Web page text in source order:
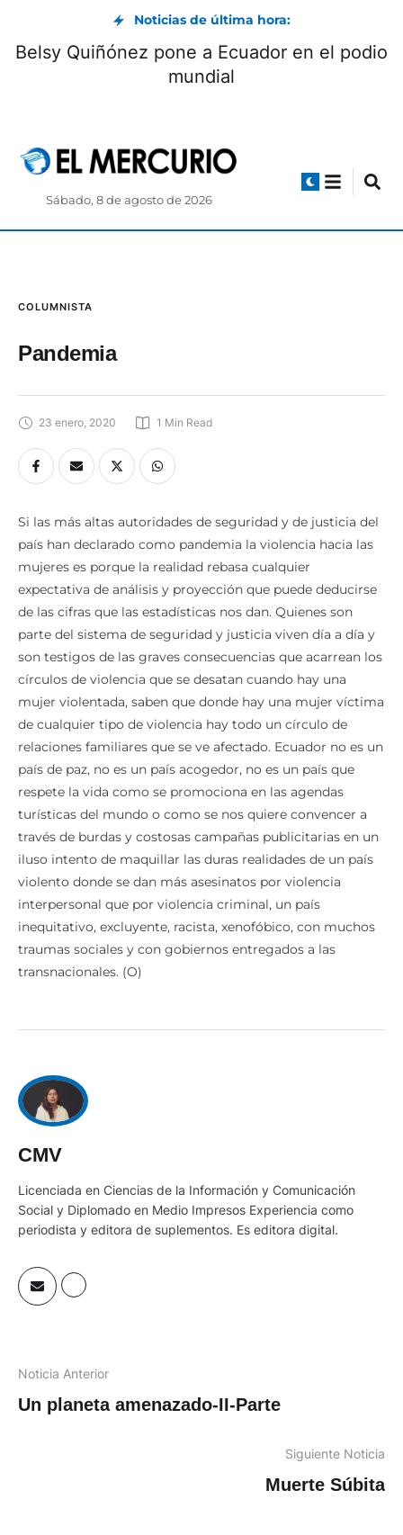
Noticias de última hora:
Belsy Quiñónez pone a Ecuador en el podio
mundial
Sábado, 8 de agosto de 2026
COLUMNISTA
Pandemia
23 enero, 2020 1 Min Read
Si las más altas autoridades de seguridad y de justicia del
país han declarado como pandemia la violencia hacia las
mujeres es porque la realidad rebasa cualquier
expectativa de análisis y proyección que puede deducirse
de las cifras que las estadísticas nos dan. Quienes son
parte del sistema de seguridad y justicia viven día a día y
son testigos de las graves consecuencias que acarrean los
círculos de violencia que se desatan cuando hay una
mujer violentada, saben que donde hay una mujer víctima
de cualquier tipo de violencia hay todo un círculo de
relaciones familiares que se ve afectado. Ecuador no es un
país de paz, no es un país acogedor, no es un país que
respete la vida como se promociona en las agendas
turísticas del mundo o como se nos quiere convencer a
través de burdas y costosas campañas publicitarias en un
iluso intento de maquillar las duras realidades de un país
violento donde se dan más asesinatos por violencia
interpersonal que por violencia criminal, un país
inequitativo, excluyente, racista, xenofóbico, con muchos
traumas sociales y con gobiernos entregados a las
transnacionales. (O)
CMV
Licenciada en Ciencias de la Información y Comunicación
Social y Diplomado en Medio Impresos Experiencia como
periodista y editora de suplementos. Es editora digital.
Noticia Anterior
Un planeta amenazado-II-Parte
Siguiente Noticia
Muerte Súbita